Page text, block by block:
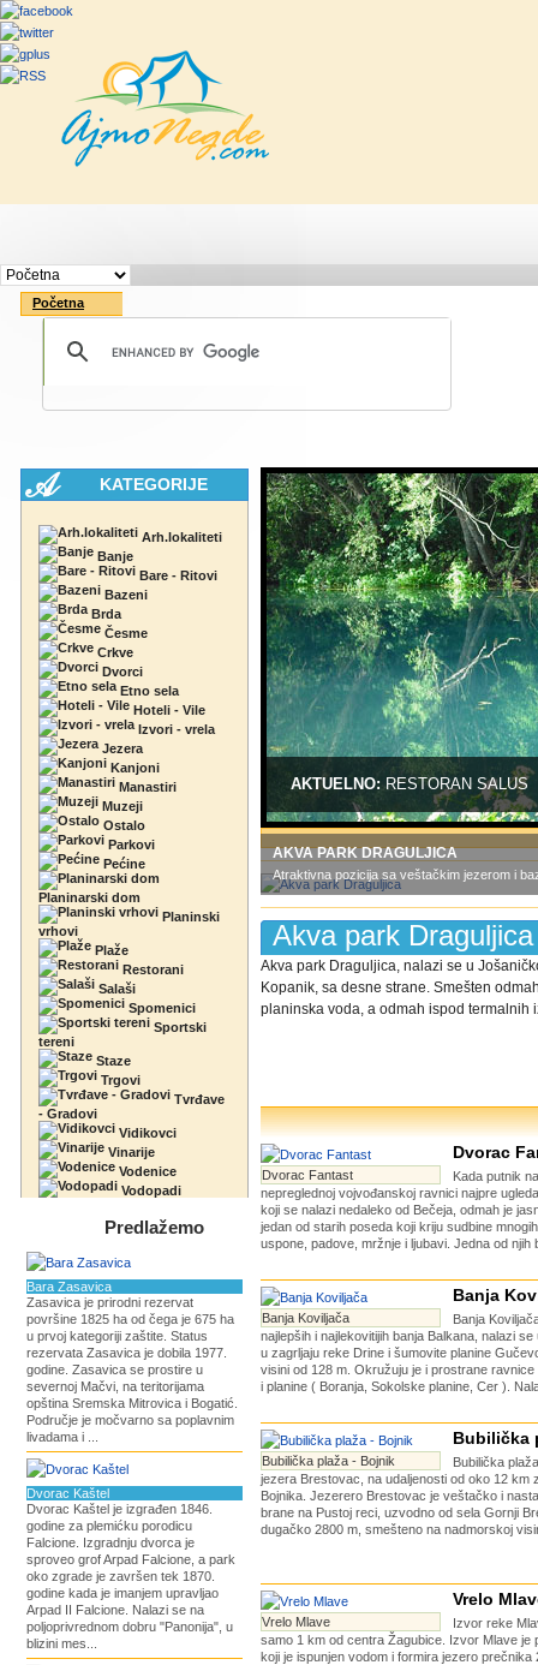
Početna
KATEGORIJE
Arh.lokaliteti
Banje
Bare - Ritovi
Bazeni
Brda
Česme
Crkve
Dvorci
Etno sela
Hoteli - Vile
Izvori - vrela
Jezera
Kanjoni
Manastiri
Muzeji
Ostalo
Parkovi
Pećine
Planinarski dom
Planinski
vrhovi
Plaže
Restorani
Salaši
Spomenici
Sportski
tereni
Staze
Trgovi
Tvrđave
- Gradovi
Vidikovci
Vinarije
Vodenice
Vodopadi
Predlažemo
Bara Zasavica
Zasavica je prirodni rezervat
površine 1825 ha od čega je 675 ha
u prvoj kategoriji zaštite. Status
rezervata Zasavica je dobila 1977.
godine. Zasavica se prostire u
severnoj Mačvi, na teritorijama
opština Sremska Mitrovica i Bogatić.
Područje je močvarno sa poplavnim
livadama i ...
Dvorac Kaštel
Dvorac Kaštel je izgrađen 1846.
godine za plemićku porodicu
Falcione. Izgradnju dvorca je
sproveo grof Arpad Falcione, a park
oko zgrade je završen tek 1870.
godine kada je imanjem upravljao
Arpad II Falcione. Nalazi se na
poljoprivrednom dobru "Panonija", u
blizini mes...
AKTUELNO:RESTORAN SALUS
AKVA PARK DRAGULJICA
Atraktivna pozicija sa veštačkim jezerom i
Akva park Draguljica
Akva park Draguljica, nalazi se u
Kopanik, sa desne strane. Smešten
planinska voda, a odmah ispod termalnih
Dvorac Fantast
Dvorac
Kada putnik
nepreglednoj vojvođanskoj ravnici najpre
koji se nalazi nedaleko od Bečeja, odmah je
jedan od starih poseda koji kriju sudbine
uspone, padove, mržnje i ljubavi. Jedna od njih
Banja Koviljača
Banja
Banja
najlepših i najlekovitijih banja Balkana, nalazi se
u zagrljaju reke Drine i šumovite planine
visini od 128 m. Okružuju je i prostrane ravnice
i planine ( Boranja, Sokolske planine, Cer ).
Bubilička plaža - Bojnik
Bubilička
Bubilička
jezera Brestovac, na udaljenosti od oko 12 km
Bojnika. Jezerero Brestovac je veštačko i
brane na Pustoj reci, uzvodno od sela Gornji
dugačko 2800 m, smešteno na nadmorskoj
Vrelo Mlave
Vrelo
Izvor reke
samo 1 km od centra Žagubice. Izvor Mlave je
koji je ispunjen vodom i formira jezero prečnika